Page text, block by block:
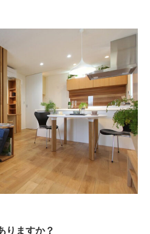
りますか？